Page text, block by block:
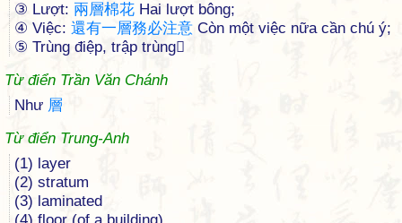
③ Lượt: 兩層棉花 Hai lượt bông;
④ Việc: 還有一層務必注意 Còn một việc nữa cần chú ý;
⑤ Trùng điệp, trập trùng
Từ điển Trần Văn Chánh
Như 層
Từ điển Trung-Anh
(1) layer
(2) stratum
(3) laminated